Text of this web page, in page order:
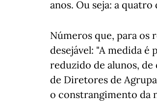
anos. Ou seja: a
Números que, para os
desejável: "A medida
reduzido de alunos, de
de Diretores de
o constrangimento da